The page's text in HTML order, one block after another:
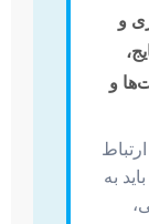
و
و
به